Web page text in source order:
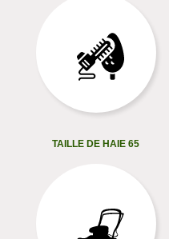
TAILLE DE HAIE 65